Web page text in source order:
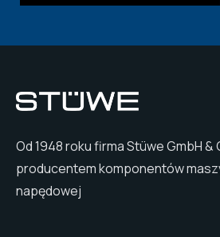
Od 1948 roku firma Stüwe GmbH &
producentem komponentów
napędowej